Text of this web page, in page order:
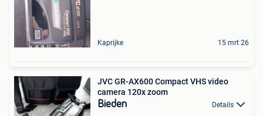
Kaprijke 15 mrt 26
JVC GR-AX600 Compact VHS video
camera 120x zoom
Bieden Details